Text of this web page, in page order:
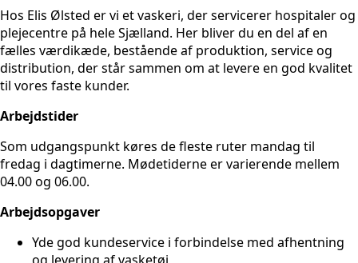
Hos Elis Ølsted er vi et vaskeri, der servicerer hospitaler og
plejecentre på hele Sjælland. Her bliver du en del af en
fælles værdikæde, bestående af produktion, service og
distribution, der står sammen om at levere en god kvalitet
til vores faste kunder.
Arbejdstider
Som udgangspunkt køres de fleste ruter mandag til
fredag i dagtimerne. Mødetiderne er varierende mellem
04.00 og 06.00.
Arbejdsopgaver
Yde god kundeservice i forbindelse med afhentning